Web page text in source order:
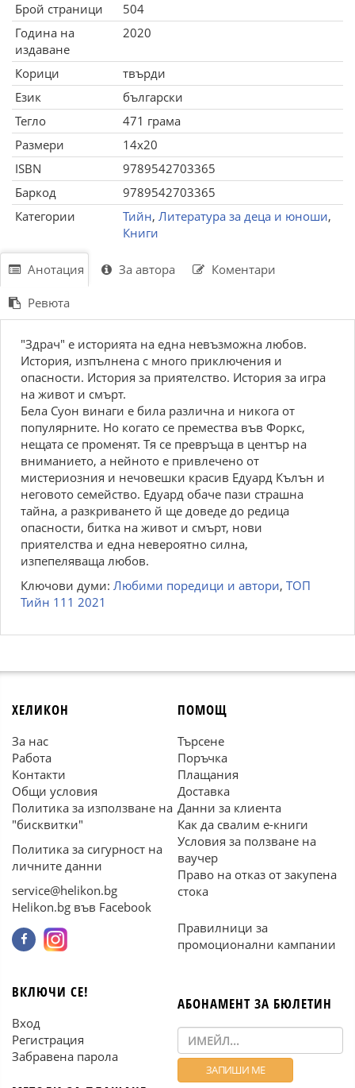
Брой страници
504
Година на
издаване
2020
Корици
твърди
Език
български
Тегло
471 грама
Размери
14x20
ISBN
9789542703365
Баркод
9789542703365
Категории
Тийн, Литература за деца и юноши,
Книги
Анотация За автора Коментари
Ревюта
"Здрач" е историята на една невъзможна любов.
История, изпълнена с много приключения и
опасности. История за приятелство. История за игра
на живот и смърт.
Бела Суон винаги е била различна и никога от
популярните. Но когато се премества във Форкс,
нещата се променят. Тя се превръща в център на
вниманието, а нейното е привлечено от
мистериозния и нечовешки красив Едуард Кълън и
неговото семейство. Едуард обаче пази страшна
тайна, а разкриването й ще доведе до редица
опасности, битка на живот и смърт, нови
приятелства и една невероятно силна,
изпепеляваща любов.
Ключови думи: Любими поредици и автори, ТОП
Тийн 111 2021
ХЕЛИКОН
За нас
Работа
Контакти
Общи условия
Политика за използване на
"бисквитки"
Политика за сигурност на
личните данни
service@helikon.bg
Helikon.bg във Facebook
ПОМОЩ
Търсене
Поръчка
Плащания
Доставка
Данни за клиента
Как да свалим е-книги
Условия за ползване на
ваучер
Право на отказ от закупена
стока
Правилници за
промоционални кампании
ВКЛЮЧИ СЕ!
Вход
Регистрация
Забравена парола
АБОНАМЕНТ ЗА БЮЛЕТИН